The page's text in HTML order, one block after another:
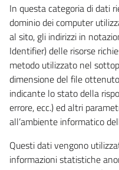
In questa categoria di dati
dominio dei computer
al sito, gli indirizzi in
Identifier) delle risorse
metodo utilizzato nel
dimensione del file
indicante lo stato della
errore, ecc.) ed altri
all’ambiente informatico
Questi dati vengono
informazioni statistiche